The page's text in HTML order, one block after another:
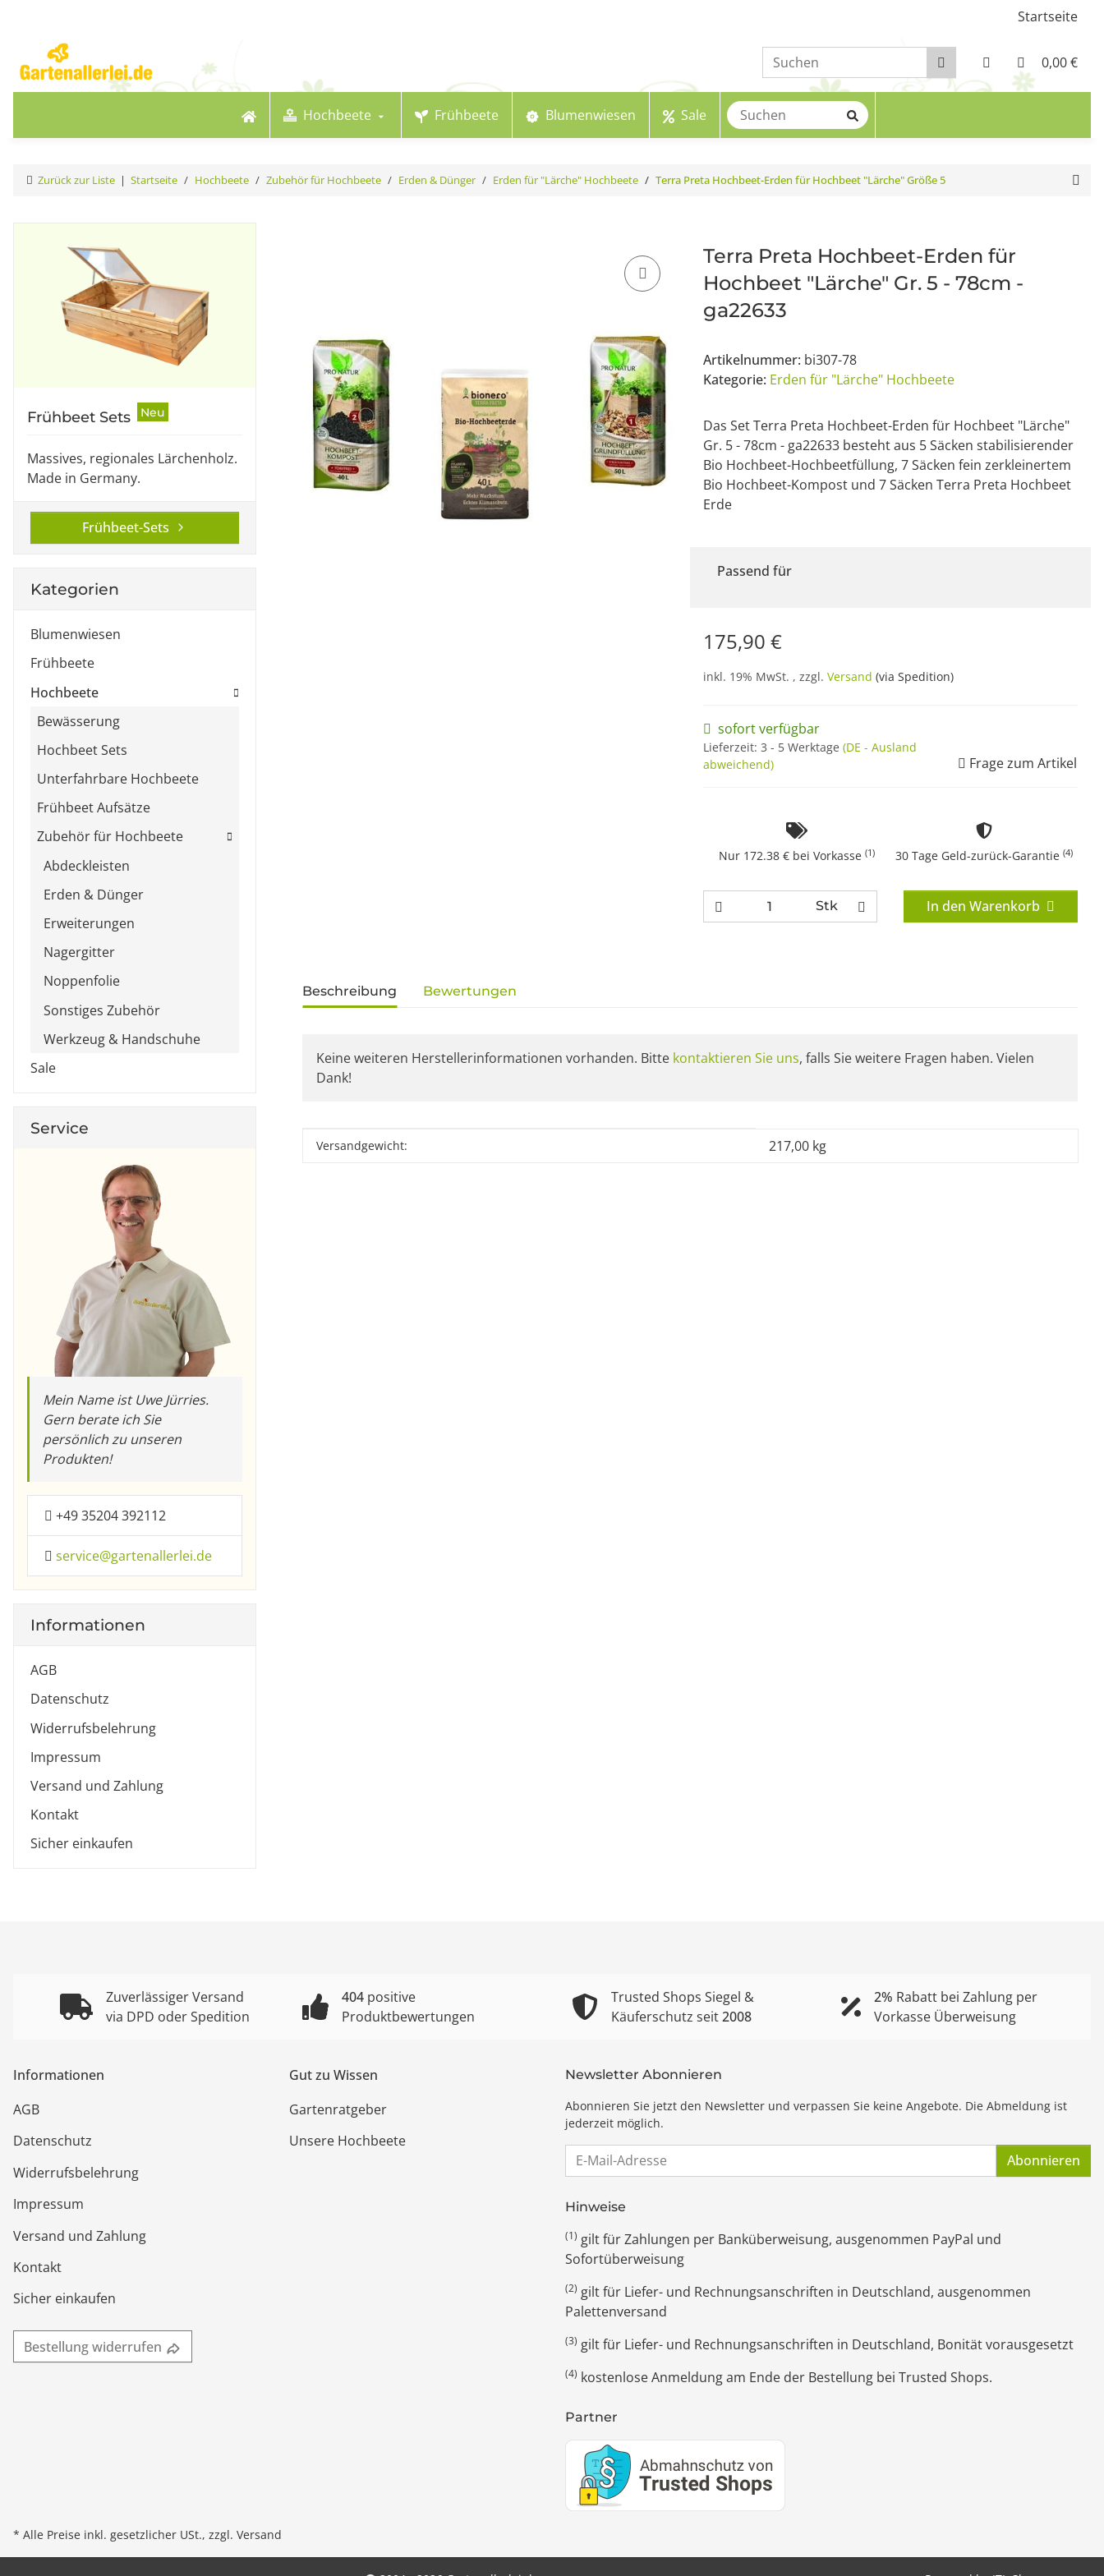
Startseite
0,00 €
Hochbeete Frühbeete Blumenwiesen Sale
Zurück zur Liste Startseite Hochbeete Zubehör für Hochbeete Erden & Dünger Erden für "Lärche" Hochbeete Terra Preta Hochbeet-Erden für Hochbeet "Lärche" Größe 5
Terra Preta Hochbeet-Erden für
Hochbeet "Lärche" Gr. 5 - 78cm -
ga22633
Artikelnummer: bi307-78
Kategorie: Erden für "Lärche" Hochbeete
Das Set Terra Preta Hochbeet-Erden für Hochbeet "Lärche"
Gr. 5 - 78cm - ga22633 besteht aus 5 Säcken stabilisierender
Bio Hochbeet-Hochbeetfüllung, 7 Säcken fein zerkleinertem
Bio Hochbeet-Kompost und 7 Säcken Terra Preta Hochbeet
Erde
Passend für
175,90 €
inkl. 19% MwSt. , zzgl. Versand (via Spedition)
sofort verfügbar
Lieferzeit: 3 - 5 Werktage (DE - Ausland
abweichend)
Frage zum Artikel
Nur 172.38 € bei Vorkasse (1) 30 Tage Geld-zurück-Garantie (4)
Stk In den Warenkorb
weitere Registerkarten anzeigen
Beschreibung Bewertungen
Keine weiteren Herstellerinformationen vorhanden. Bitte kontaktieren Sie uns, falls Sie weitere Fragen haben. Vielen
Dank!
Produkteigenschaft
Wert
Versandgewicht: 217,00 kg
Frühbeet Sets Neu
Massives, regionales Lärchenholz.
Made in Germany.
Frühbeet-Sets
Kategorien
Blumenwiesen
Frühbeete
Hochbeete
Bewässerung
Hochbeet Sets
Unterfahrbare Hochbeete
Frühbeet Aufsätze
Zubehör für Hochbeete
Abdeckleisten
Erden & Dünger
Erweiterungen
Nagergitter
Noppenfolie
Sonstiges Zubehör
Werkzeug & Handschuhe
Sale
Service
Mein Name ist Uwe Jürries.
Gern berate ich Sie
persönlich zu unseren
Produkten!
+49 35204 392112
service@gartenallerlei.de
Informationen
AGB
Datenschutz
Widerrufsbelehrung
Impressum
Versand und Zahlung
Kontakt
Sicher einkaufen
Zuverlässiger Versand
via DPD oder Spedition
404 positive
Produktbewertungen
Trusted Shops Siegel &
Käuferschutz seit2008
2% Rabatt bei Zahlung per
Vorkasse Überweisung
Informationen
AGB
Datenschutz
Widerrufsbelehrung
Impressum
Versand und Zahlung
Kontakt
Sicher einkaufen
Bestellung widerrufen
Gut zu Wissen
Gartenratgeber
Unsere Hochbeete
Newsletter Abonnieren
Abonnieren Sie jetzt den Newsletter und verpassen Sie keine Angebote. Die Abmeldung ist
jederzeit möglich.
E-Mail-Adresse Abonnieren
Hinweise
(1) gilt für Zahlungen per Banküberweisung, ausgenommen PayPal und
Sofortüberweisung
(2) gilt für Liefer- und Rechnungsanschriften in Deutschland, ausgenommen
Palettenversand
(3) gilt für Liefer- und Rechnungsanschriften in Deutschland, Bonität vorausgesetzt
(4) kostenlose Anmeldung am Ende der Bestellung bei Trusted Shops.
Partner
* Alle Preise inkl. gesetzlicher USt., zzgl. Versand